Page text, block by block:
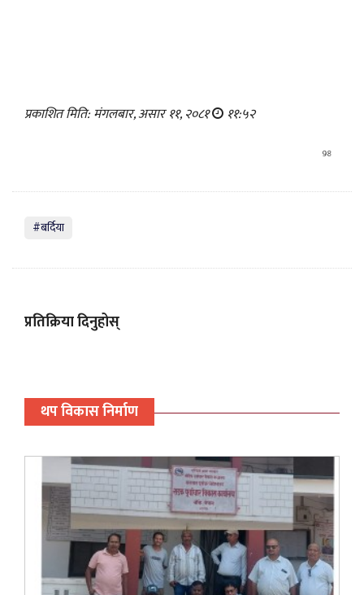
प्रकाशित मिति: मंगलबार, असार ११, २०८१ ११:५२
98
#बर्दिया
प्रतिक्रिया दिनुहोस्
थप विकास निर्माण